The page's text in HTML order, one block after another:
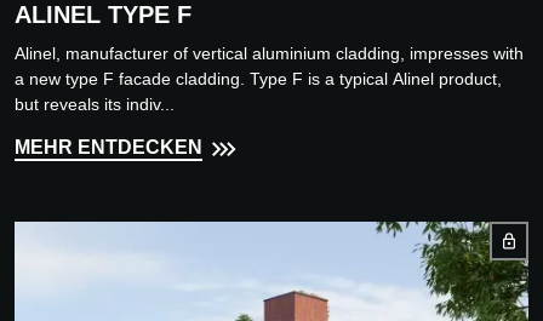
ALINEL TYPE F
Alinel, manufacturer of vertical aluminium cladding, impresses with
a new type F facade cladding. Type F is a typical Alinel product,
but reveals its indiv...
MEHR ENTDECKEN